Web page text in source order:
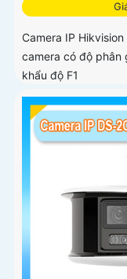
Camera IP
camera có độ phân
khẩu độ F1